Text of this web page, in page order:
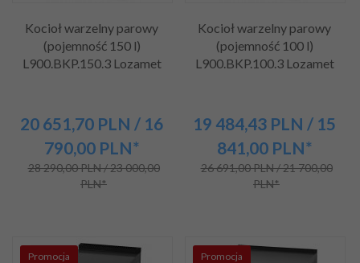
Kocioł warzelny parowy
(pojemność 150 l)
L900.BKP.150.3 Lozamet
20 651,70 PLN / 16
790,00 PLN*
28 290,00 PLN / 23 000,00
PLN*
Kocioł warzelny parowy
(pojemność 100 l)
L900.BKP.100.3 Lozamet
19 484,43 PLN / 15
841,00 PLN*
26 691,00 PLN / 21 700,00
PLN*
Promocja Promocja